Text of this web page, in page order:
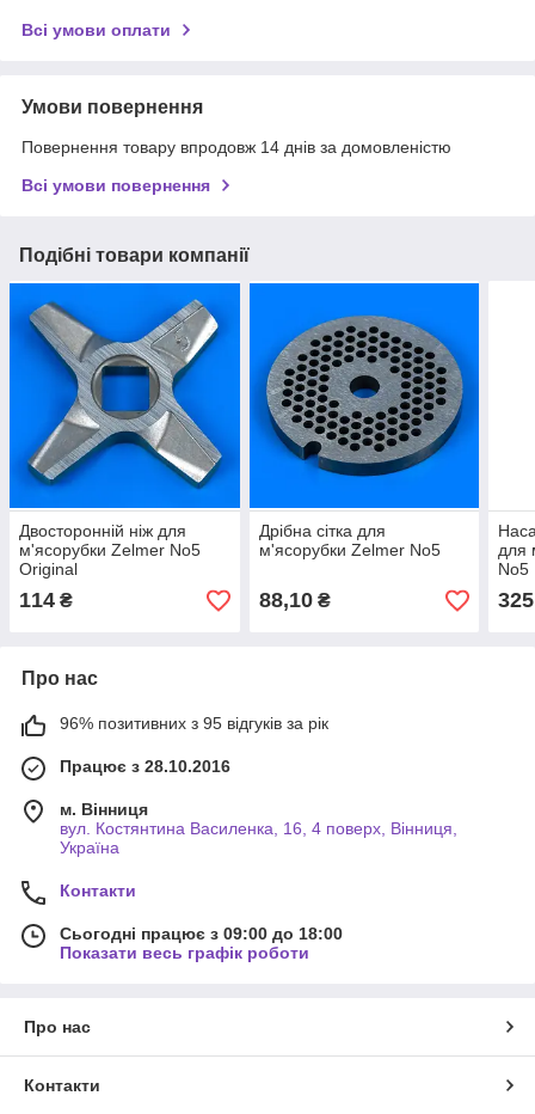
Всі умови оплати
Умови повернення
Повернення товару впродовж 14 днів за домовленістю
Всі умови повернення
Подібні товари компанії
Двосторонній ніж для
м'ясорубки Zelmer No5
Original
114 ₴
Дрібна сітка для
м'ясорубки Zelmer No5
88,10₴
для
No5
325
Про нас
96% позитивних з 95 відгуків за рік
Працює з 28.10.2016
м. Вінниця
вул. Костянтина Василенка, 16, 4 поверх, Вінниця,
Україна
Контакти
Сьогодні працює з 09:00 до 18:00
Показати весь графік роботи
Про нас
Контакти